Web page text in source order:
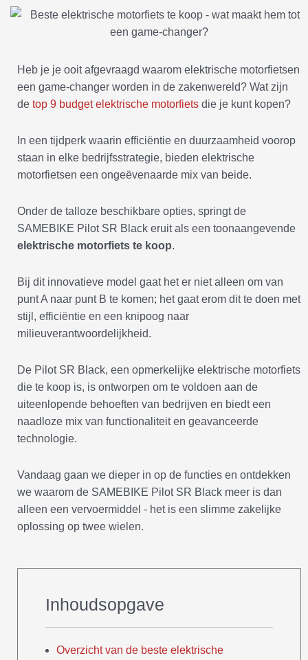
Heb je je ooit afgevraagd waarom elektrische motorfietsen
een game-changer worden in de zakenwereld? Wat zijn
de top 9 budget elektrische motorfiets die je kunt kopen?
In een tijdperk waarin efficiëntie en duurzaamheid voorop
staan in elke bedrijfsstrategie, bieden elektrische
motorfietsen een ongeëvenaarde mix van beide.
Onder de talloze beschikbare opties, springt de
SAMEBIKE Pilot SR Black eruit als een toonaangevende
elektrische motorfiets te koop.
Bij dit innovatieve model gaat het er niet alleen om van
punt A naar punt B te komen; het gaat erom dit te doen met
stijl, efficiëntie en een knipoog naar
milieuverantwoordelijkheid.
De Pilot SR Black, een opmerkelijke elektrische motorfiets
die te koop is, is ontworpen om te voldoen aan de
uiteenlopende behoeften van bedrijven en biedt een
naadloze mix van functionaliteit en geavanceerde
technologie.
Vandaag gaan we dieper in op de functies en ontdekken
we waarom de SAMEBIKE Pilot SR Black meer is dan
alleen een vervoermiddel - het is een slimme zakelijke
oplossing op twee wielen.
Inhoudsopgave
Overzicht van de beste elektrische